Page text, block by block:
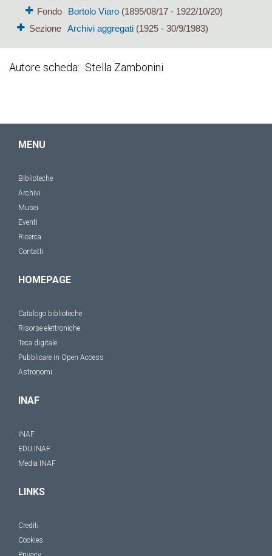
Fondo
Bortolo Viaro(1895/08/17 - 1922/10/20)
Sezione
Archivi aggregati(1925 - 30/9/1983)
Autore scheda Stella Zambonini
MENU
Biblioteche
Archivi
Musei
Eventi
Ricerca
Contatti
HOMEPAGE
Catalogo biblioteche
Risorse elettroniche
Teca digitale
Pubblicare in Open Access
Astronomi
INAF
INAF
EDU INAF
Media INAF
LINKS
Crediti
Cookies